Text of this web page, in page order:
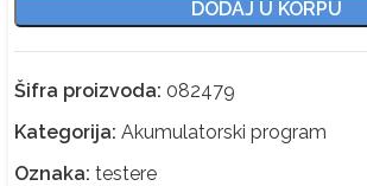
DODAJ U KORPU
Šifra proizvoda: 082479
Kategorija: Akumulatorski program
Oznaka: testere